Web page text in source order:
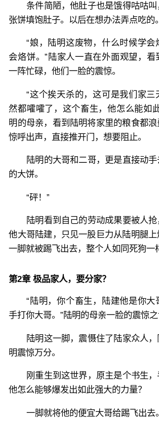
条件简陋，他肚子也是饿得咕咕
张饼填饱肚子。以后在想办法弄点吃的。
“娘，陆明这废物，什么时候学会
会烙饼。”陆家人一直在外面观望，看
一阵忙碌，他们一脸的震惊。
“这个挨天杀的，这可是我们家三
然都嚯嚯了，这个畜生，他怎么能如
明的母亲，看到陆明将家里的粮食都
惊呼出声，直接推开门，想要阻止。
陆明的大哥和二哥，更是直接动
的大饼。
“砰！”
陆明看到自己的劳动成果要被人
他大哥陆建，只见一股巨力从陆明腿
一脚就被踢飞出去，整个人如同死狗一
第2章 极品家人，要分家？
“陆明，你个畜生，陆建他是你大
手打你大哥。”陆明的母亲一脸的震惊之
陆明这一脚，震慑住了陆家众人
明震惊万分。
刚重生到这世界，原主是个书生，
他怎么能够爆发出如此强大的力量？
一脚就将他的便宜大哥给踢飞出去。